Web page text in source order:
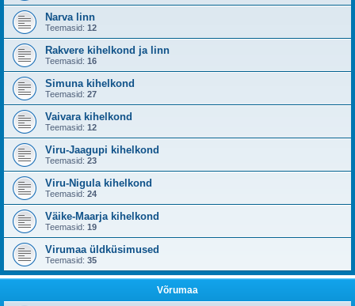
Narva linn
Teemasid: 12
Rakvere kihelkond ja linn
Teemasid: 16
Simuna kihelkond
Teemasid: 27
Vaivara kihelkond
Teemasid: 12
Viru-Jaagupi kihelkond
Teemasid: 23
Viru-Nigula kihelkond
Teemasid: 24
Väike-Maarja kihelkond
Teemasid: 19
Virumaa üldküsimused
Teemasid: 35
Võrumaa